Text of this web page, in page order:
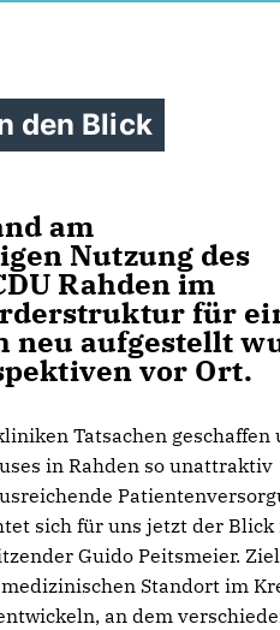
den Blick
am
Nutzung des
Rahden im
für
neu aufgestellt
vor Ort.
Tatsachen geschaffen
in Rahden so unattraktiv
sich für uns jetzt der Blick
Guido Peitsmeier.
Standort im
an dem